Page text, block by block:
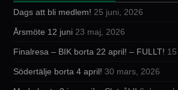
Dags att bli medlem! 25 juni, 2026
Årsmöte 12 juni 23 maj, 2026
Finalresa – BIK borta 22 april! – FULLT!
Södertälje borta 4 april! 30 mars, 2026